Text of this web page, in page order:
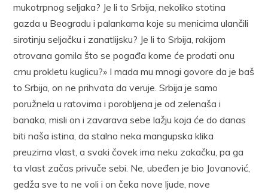
mukotrpnog seljaka? Je li to Srbija, nekoliko stotina
gazda u Beogradu i palankama koje su menicima ulančili
sirotinju seljačku i zanatlijsku? Je li to Srbija, rakijom
otrovana gomila što se pogađa kome će prodati onu
crnu prokletu kuglicu?» I mada mu mnogi govore da je baš
to Srbija, on ne prihvata da veruje. Srbija je samo
poružnela u ratovima i porobljena je od zelenaša i
banaka, misli on i zavarava sebe lažju koja će do danas
biti naša istina, da stalno neka mangupska klika
preuzima vlast, a svaki čovek ima neku zakačku, pa ga
ta vlast začas privuče sebi. Ne, ubeđen je bio Jovanović,
gedža sve to ne voli i on čeka nove ljude, nove